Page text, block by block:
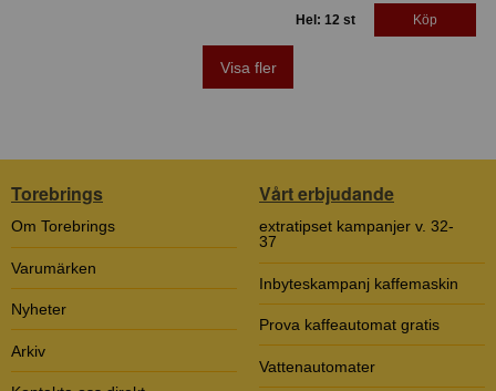
Hel: 12 st Köp
Visa fler
Torebrings
Om Torebrings
Varumärken
Nyheter
Arkiv
Vårt erbjudande
extratipset kampanjer v. 32-
37
Inbyteskampanj kaffemaskin
Prova kaffeautomat gratis
Vattenautomater